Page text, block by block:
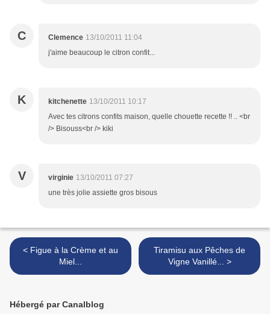
C Clemence 13/10/2011 11:04
j'aime beaucoup le citron confit...
K kitchenette 13/10/2011 10:17
Avec tes citrons confits maison, quelle chouette recette !! .. <br
/> Bisouss<br /> kiki
V virginie 13/10/2011 07:27
une très jolie assiette gros bisous
< Figue à la Crème et au
Miel...
Tiramisu aux Pêches de
Vigne Vanillé... >
Hébergé par Canalblog